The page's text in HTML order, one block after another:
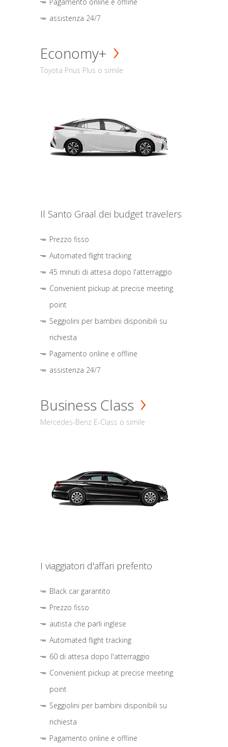
assistenza 24/7
Economy+
Toyota Prius Plus o simile
Il Santo Graal dei budget travelers
Prezzo fisso
Automated flight tracking
45 minuti di attesa dopo l'atterraggio
Convenient pickup at precise meeting
point
Seggiolini per bambini disponibili su
richiesta
Pagamento online e offline
assistenza 24/7
Business Class
Mercedes-Benz E-Class o simile
I viaggiatori d'affari preferito
Black car garantito
Prezzo fisso
autista che parli inglese
Automated flight tracking
60 di attesa dopo l'atterraggio
Convenient pickup at precise meeting
point
Seggiolini per bambini disponibili su
richiesta
Pagamento online e offline